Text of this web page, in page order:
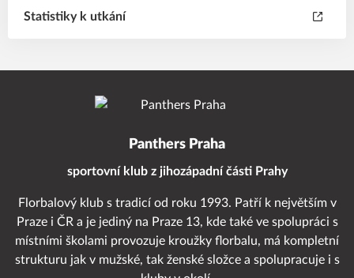
Statistiky k utkání
Panthers Praha
sportovní klub z jihozápadní části Prahy
Florbalový klub s tradicí od roku 1993. Patří k největším v
Praze i ČR a je jediný na Praze 13, kde také ve spolupráci s
místními školami provozuje kroužky florbalu, má kompletní
strukturu jak v mužské, tak ženské složce a spolupracuje i s